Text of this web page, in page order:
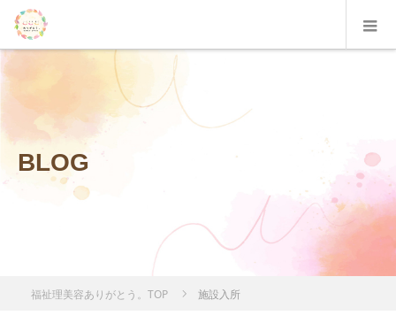
BLOG
福祉理美容ありがとう。TOP 施設入所